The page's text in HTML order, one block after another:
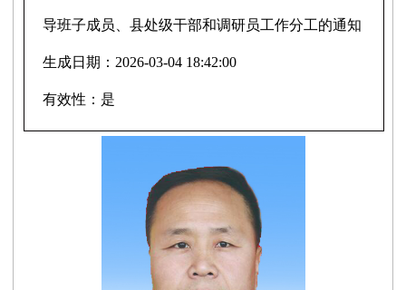
导班子成员、县处级干部和调研员工作分工的通知
生成日期： 2026-03-04 18:42:00
有效性： 是